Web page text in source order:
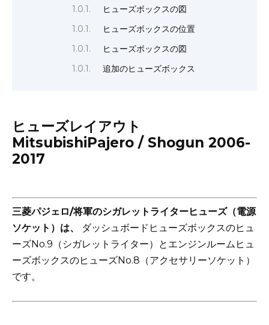
ヒューズボックスの図
ヒューズボックスの位置
ヒューズボックスの図
追加のヒューズボックス
ヒューズレイアウト
MitsubishiPajero / Shogun 2006-
2017
三菱パジェロ/将軍のシガレットライターヒューズ（電源
ソケット）は、
ダッシュボードヒューズボックスのヒュ
ーズNo.9（シガレットライター）とエンジンルームヒュ
ーズボックスのヒューズNo.8（アクセサリーソケット）
です。